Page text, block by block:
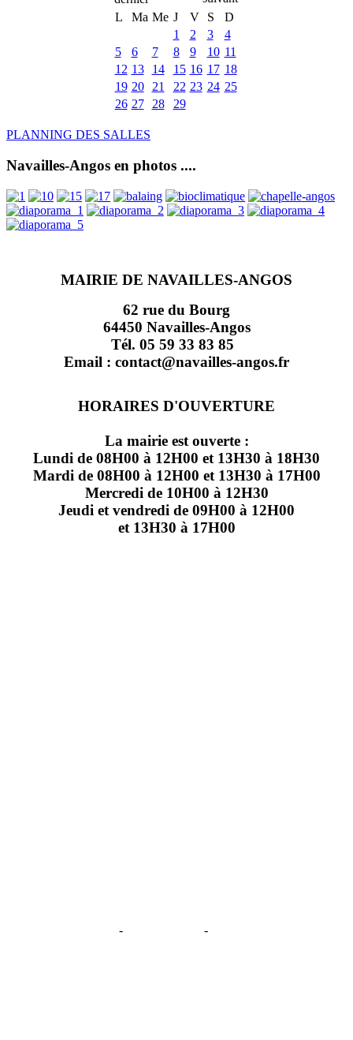
L
Ma Me J V S
D
1
2 3
4
5
6 7 8 9 10 11
12 13 14 15 16 17 18
19 20 21 22 23 24 25
26 27 28 29
PLANNING DES SALLES
Navailles-Angos en photos ....
MAIRIE DE NAVAILLES-ANGOS
62 rue du Bourg
64450 Navailles-Angos
Tél. 05 59 33 83 85
Email : contact@navailles-angos.fr
HORAIRES D'OUVERTURE
La mairie est ouverte :
Lundi de 08H00 à 12H00 et 13H30 à 18H30
Mardi de 08H00 à 12H00 et 13H30 à 17H00
Mercredi de 10H00 à 12H30
Jeudi et vendredi de 09H00 à 12H00
et 13H30 à 17H00
- -